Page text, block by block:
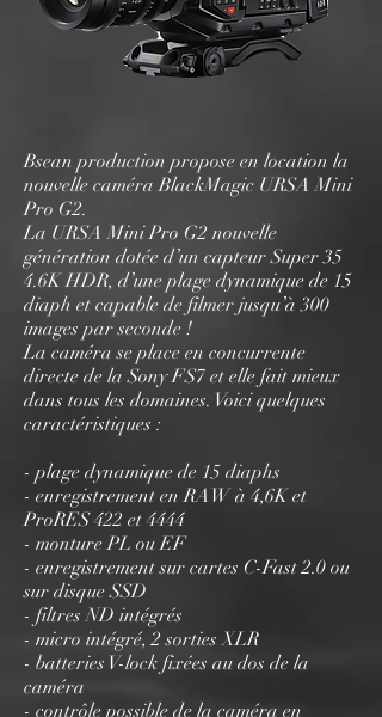
Bsean production propose en location la
nouvelle caméra BlackMagic URSA Mini
Pro G2.
La URSA Mini Pro G2 nouvelle
génération dotée d’un capteur Super 35
4.6K HDR, d’une plage dynamique de 15
diaph et capable de filmer jusqu’à 300
images par seconde !
La caméra se place en concurrente
directe de la Sony FS7 et elle fait mieux
dans tous les domaines. Voici quelques
caractéristiques :
- plage dynamique de 15 diaphs
- enregistrement en RAW à 4,6K et
ProRES 422 et 4444
- monture PL ou EF
- enregistrement sur cartes C-Fast 2.0 ou
sur disque SSD
- filtres ND intégrés
- micro intégré, 2 sorties XLR
- batteries V-lock fixées au dos de la
caméra
- contrôle possible de la caméra en